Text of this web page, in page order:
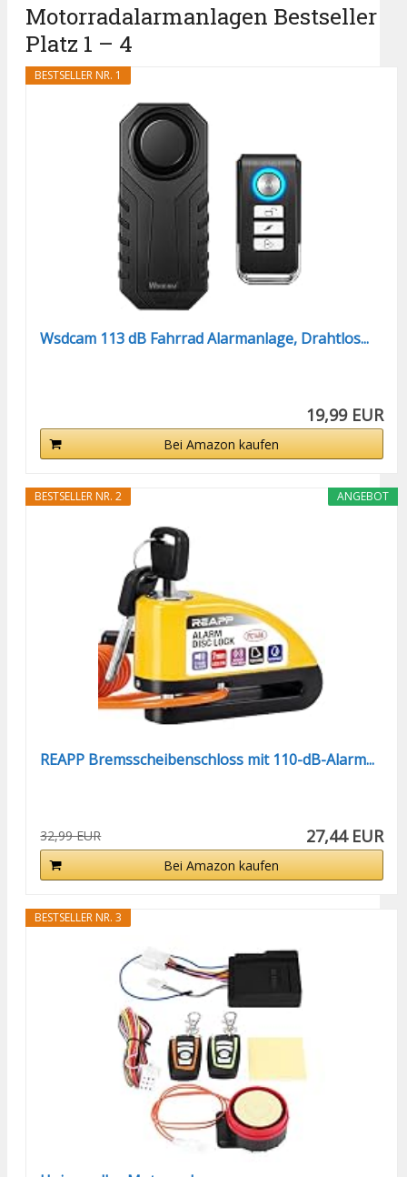
Motorradalarmanlagen Bestseller
Platz 1 – 4
BESTSELLER NR. 1
Wsdcam 113 dB Fahrrad Alarmanlage, Drahtlos...
19,99 EUR
Bei Amazon kaufen
ANGEBOT
BESTSELLER NR. 2
REAPP Bremsscheibenschloss mit 110-dB-Alarm...
32,99 EUR 27,44 EUR
Bei Amazon kaufen
BESTSELLER NR. 3